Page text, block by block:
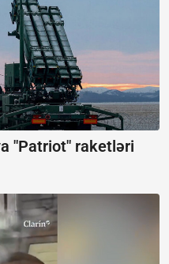
"Patriot" raketləri